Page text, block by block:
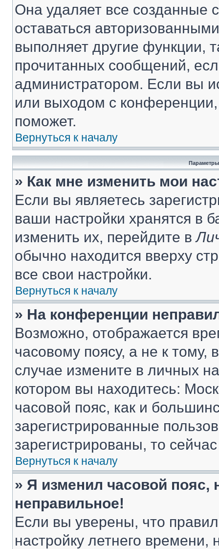
Она удаляет все созданные
оставаться
выполняет другие функции,
прочитанных сообщений,
администратором. Если вы
или выходом с
поможет.
Вернуться к началу
Параметры
» Как мне изменить мои
Если вы являетесь
ваши настройки хранятся в
изменить их, перейдите в
обычно находится вверху
все свои настройки.
Вернуться к началу
» На конференции
Возможно, отображается
часовому поясу, а не к тому,
случае измените в личных
котором вы находитесь:
часовой пояс, как и
зарегистрированные
зарегистрированы, то
Вернуться к началу
» Я изменил часовой пояс,
неправильное!
Если вы уверены, что
настройку летнего